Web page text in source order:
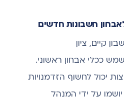
חשבונות חדשים
קיים, ציון
ככלי אבחון ראשוני.
יכול לחשוף הזדמנויות
על ידי המנהל